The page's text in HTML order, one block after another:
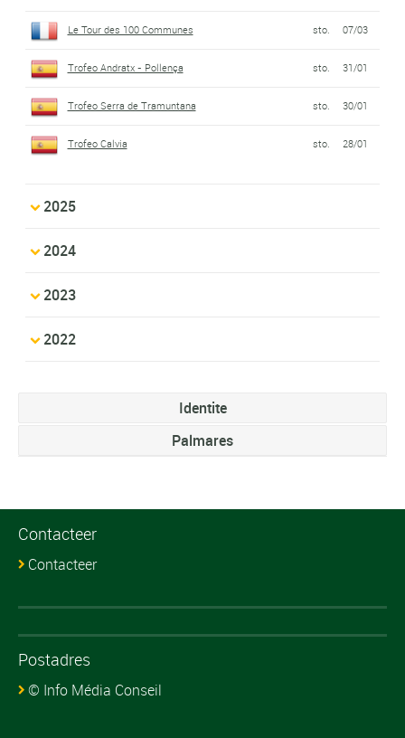
Le Tour des 100 Communes sto. 07/03
Trofeo Andratx - Pollença sto. 31/01
Trofeo Serra de Tramuntana sto. 30/01
Trofeo Calvia sto. 28/01
2025
2024
2023
2022
Identite
Palmares
Contacteer
Contacteer
Postadres
© Info Média Conseil